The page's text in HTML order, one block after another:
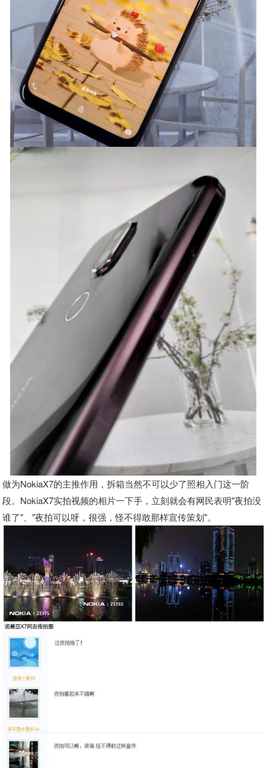
做为NokiaX7的主推作用，拆箱当然不可以少了照相入门这一阶
段。NokiaX7实拍视频的相片一下手，立刻就会有网民表明"夜拍没
谁了"、"夜拍可以呀，很强，怪不得敢那样宣传策划"。